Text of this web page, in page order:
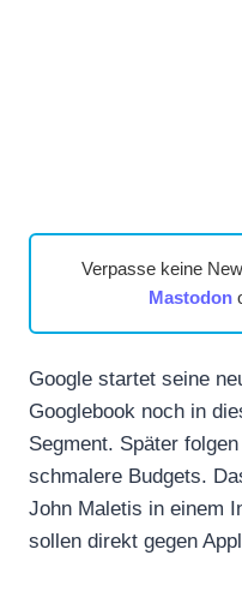
Verpasse keine
Mastodon
Google startet seine
Googlebook noch in
Segment. Später
schmalere Budgets.
John Maletis in einem
sollen direkt gegen